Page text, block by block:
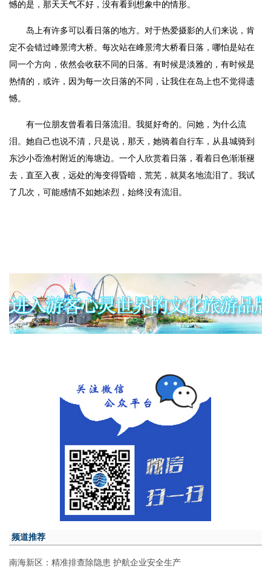
憾的是，那天天气不好，没有看到想象中的情形。
岛上有许多可以看日落的地方。对于热爱摄影的人们来说，肯
定不会错过峰景湾大桥。每次站在峰景湾大桥看日落，哪怕是站在
同一个方向，依然会收获不同的日落。有时候是淡雅的，有时候是
热情的，或许，因为每一次日落的不同，让我住在岛上也不觉得遗
憾。
有一位朋友曾看着日落流泪。我挺好奇的。问她，为什么流
泪。她自己也说不清，只是说，那天，她骑着自行车，从县城骑到
东沙小岙渔村附近的海塘边。一个人欣赏着日落，看着日色渐渐褪
去，直至入夜，远处的海变得昏暗，荒芜，就莫名地流泪了。我试
了几次，可能感情不如她浓烈，始终没有流泪。
频道推荐
南海新区：精准排查除隐患 护航企业安全生产